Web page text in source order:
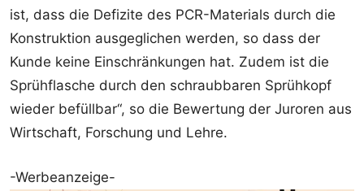
ist, dass die Defizite des PCR-Materials durch die
Konstruktion ausgeglichen werden, so dass der
Kunde keine Einschränkungen hat. Zudem ist die
Sprühflasche durch den schraubbaren Sprühkopf
wieder befüllbar“, so die Bewertung der Juroren aus
Wirtschaft, Forschung und Lehre.
-Werbeanzeige-